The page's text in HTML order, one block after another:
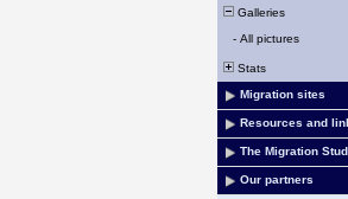
Galleries
- All pictures
Stats
Migration sites
Resources and
The Migration
Our partners